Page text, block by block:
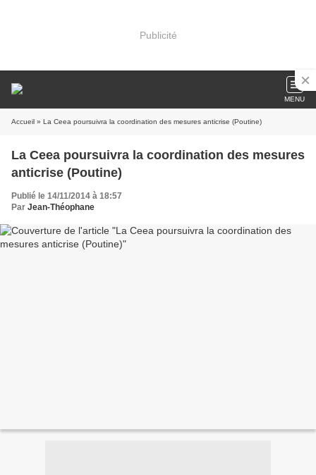
Publicité
MENU
Accueil » La Ceea poursuivra la coordination des mesures anticrise (Poutine)
La Ceea poursuivra la coordination des mesures
anticrise (Poutine)
Publié le 14/11/2014 à 18:57
Par Jean-Théophane